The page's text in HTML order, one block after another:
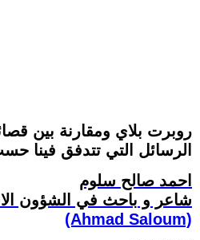
روبرت بلاي ومقارنة بين
الرسائل التي تتدفق فينا
احمد صالح سلوم
شاعر و باحث في الشؤون
(Ahmad Saloum)